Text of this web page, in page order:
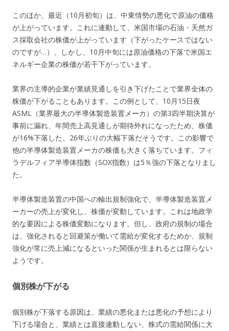
このほか、最近（10月初旬）は、中東情勢の悪化で原油の価格
が上がっています。これに連動して、米国市場の石油・天然ガ
ス採取会社の株価が上がっています（下がったケースではない
のですが…）。しかし、10月中旬には原油価格の下落で米国エ
ネルギー企業の株価が若干下がっています。
業界の主導的企業が業績見通しを引き下げたことで業界全体の
株価が下がることもあります。この例として、10月15日夜
ASML（業界最大の半導体製造装置メーカ）の第3四半期決算が
事前に漏れ、年間売上高見通しが期待外れになったため、株価
が16%下落した。26年ぶりの大幅下落だそうです。この影響で
他の半導体製造装置メーカの株価も大きく落ちています。フィ
ラデルフィア半導体指数（SOX指数）は5％強の下落となりまし
た。
半導体製造装置の中国への輸出規制強化で、半導体製造装置メ
ーカーの売上が変化し、株価が変動しています。これは地政学
的な要因による株価変動になります。但し、政府の規制の場合
は、強化されると回避策が働いて需給が変化するためか、規制
強化が常に売上減になるといった関係が生まれるとは限らない
ようです。
個別株が下がる
個別株が下落する原因は、業績の悪化または悪化の予想により
下げる場合と、業績とは直接連動しない、株式の需給関係に大